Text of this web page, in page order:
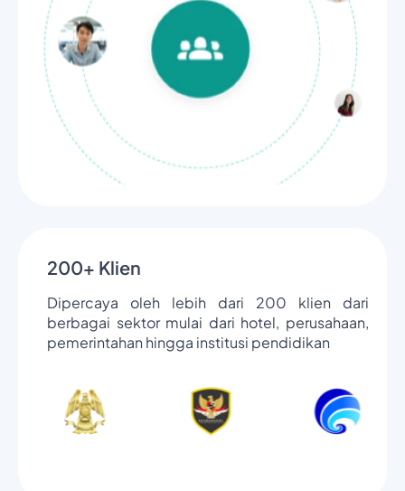
200+ Klien
Dipercaya oleh lebih dari 200 klien dari
berbagai sektor mulai dari hotel, perusahaan,
pemerintahan hingga institusi pendidikan